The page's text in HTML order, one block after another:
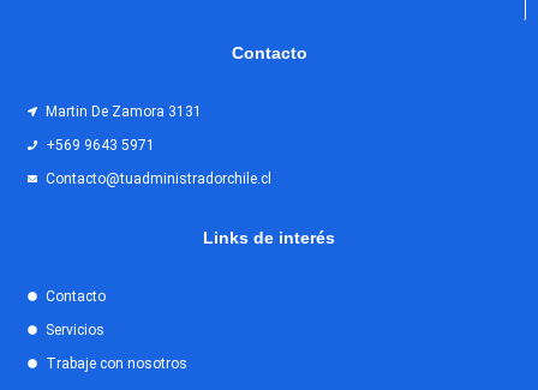
Contacto
Martin De Zamora 3131
+569 9643 5971
Contacto@tuadministradorchile.cl
Links de interés
Contacto
Servicios
Trabaje con nosotros